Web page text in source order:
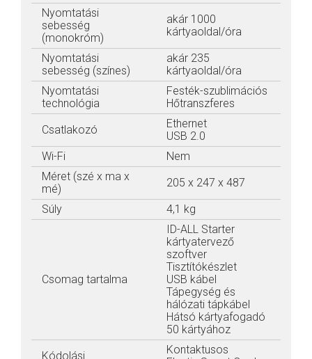
Nyomtatási
sebesség
(monokróm)
akár 1000
kártyaoldal/óra
Nyomtatási
sebesség (színes)
akár 235
kártyaoldal/óra
Nyomtatási
technológia
Festék-szublimációs
Hőtranszferes
Csatlakozó
Ethernet
USB 2.0
Wi-Fi
Nem
Méret (szé x ma x
mé)
205 x 247 x 487
Súly
4,1 kg
Csomag tartalma
ID-ALL Starter
kártyatervező
szoftver
Tisztítókészlet
USB kábel
Tápegység és
hálózati tápkábel
Hátsó kártyafogadó
50 kártyához
Kódolási
Kontaktusos